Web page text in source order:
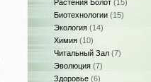
Растения Болот (15)
Биотехнологии (15)
Экология (14)
Химия (10)
Читальный Зал (7)
Эволюция (7)
Здоровье (6)